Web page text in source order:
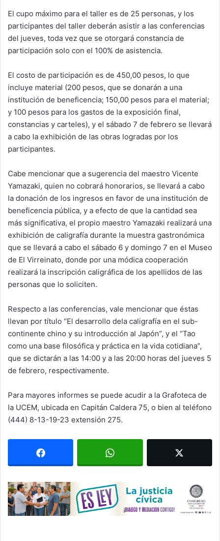
El cupo máximo para el taller es de 25 personas, y los
participantes del taller deberán asistir a las conferencias
del jueves, toda vez que se otorgará constancia de
participación solo con el 100% de asistencia.
El costo de participación es de 450,00 pesos, lo que
incluye material (200 pesos, que se donarán a una
institución de beneficencia; 150,00 pesos para el material;
y 100 pesos para los gastos de la exposición final,
constancias y carteles), y el sábado 7 de febrero se llevará
a cabo la exhibición de las obras logradas por los
participantes.
Cabe mencionar que a sugerencia del maestro Vicente
Yamazaki, quien no cobrará honorarios, se llevará a cabo
la donación de los ingresos en favor de una institución de
beneficencia pública, y a efecto de que la cantidad sea
más significativa, el propio maestro Yamazaki realizará una
exhibición de caligrafía durante la muestra gastronómica
que se llevará a cabo el sábado 6 y domingo 7 en el Museo
de El Virreinato, donde por una módica cooperación
realizará la inscripción caligráfica de los apellidos de las
personas que lo soliciten.
Respecto a las conferencias, vale mencionar que éstas
llevan por título “El desarrollo dela caligrafía en el sub-
continente chino y su introducción al Japón”, y el “Tao
como una base filosófica y práctica en la vida cotidiana”,
que se dictarán a las 14:00 y a las 20:00 horas del jueves 5
de febrero, respectivamente.
Para mayores informes se puede acudir a la Grafoteca de
la UCEM, ubicada en Capitán Caldera 75, o bien al teléfono
(444) 8-13-19-23 extensión 275.